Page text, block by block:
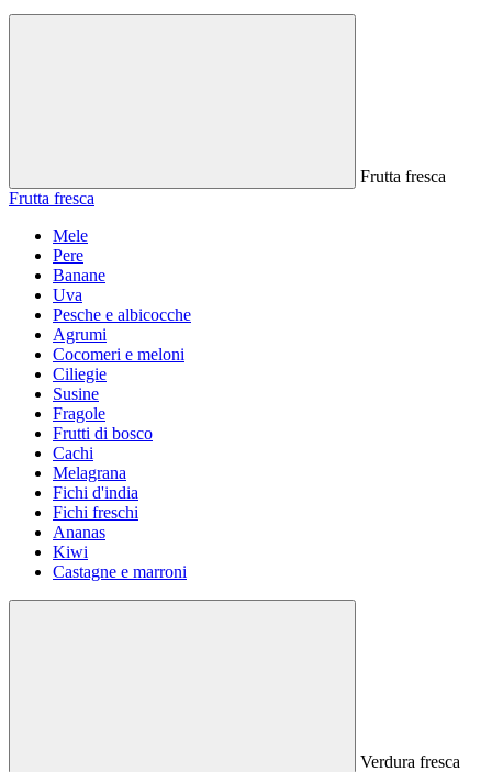
Frutta fresca
Frutta fresca
Mele
Pere
Banane
Uva
Pesche e albicocche
Agrumi
Cocomeri e meloni
Ciliegie
Susine
Fragole
Frutti di bosco
Cachi
Melagrana
Fichi d'india
Fichi freschi
Ananas
Kiwi
Castagne e marroni
Verdura fresca